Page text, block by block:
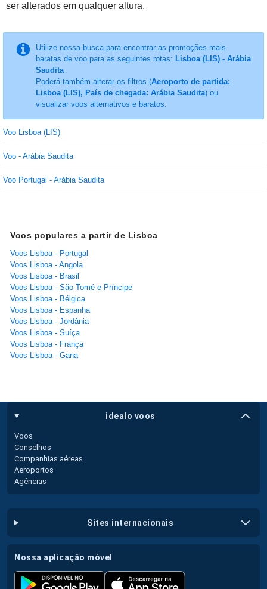
ser alterados em qualquer altura.
Utilize nossa busca para encontrar as promoções mais
baratas de voo para as seguintes rotas: Lisboa (LIS) - Arábia
Saudita
Poderá também alterar os filtros (Aeroporto de partida:
Lisboa (LIS), País de chegada: Arábia Saudita) ou
visualizar voos alternativos e baratos.
Voo Lisboa (LIS)
Voo - Arábia Saudita
Voo Portugal - Arábia Saudita
Voos populares a partir de Lisboa
Voos Lisboa - Portugal
Voos Lisboa - Angola
Voos Lisboa - Brasil
Voos Lisboa - São Tomé e Príncipe
Voos Lisboa - Bélgica
Voos Lisboa - Espanha
Voos Lisboa - Jordânia
Voos Lisboa - Suíça
Voos Lisboa - França
Voos Lisboa - Gana
idealo voos
Voos
Conselhos
Companhias aéreas
Aeroportos
Agências
sites internacionais
nossa aplicação móvel